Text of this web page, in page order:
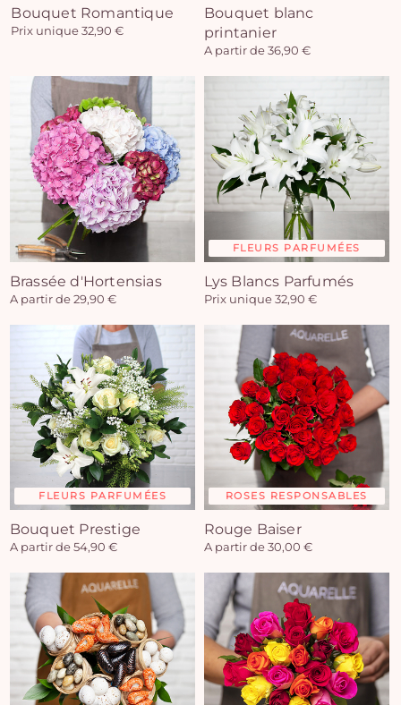
Bouquet Romantique
Prix unique 32,90 €
Bouquet blanc
printanier
A partir de 36,90 €
Brassée d'Hortensias
A partir de 29,90 €
FLEURS PARFUMÉES
Lys Blancs Parfumés
Prix unique 32,90 €
FLEURS PARFUMÉES
Bouquet Prestige
A partir de 54,90 €
ROSES RESPONSABLES
Rouge Baiser
A partir de 30,00 €